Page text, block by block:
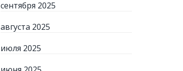
сентября 2025
августа 2025
июля 2025